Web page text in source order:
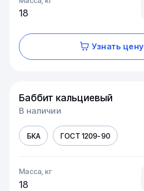
18
Узнать цену
Баббит кальциевый
В наличии
БКА ГОСТ 1209-90
Масса, кг
18